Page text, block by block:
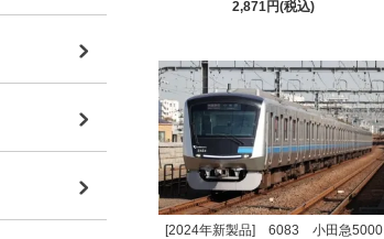
2,871円(税込)
[2024年新製品] 6083 小田急5000